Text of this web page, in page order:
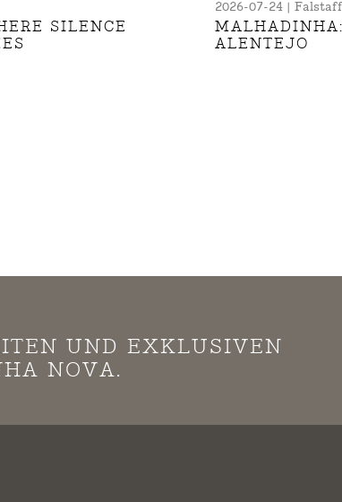
SILENCE
2026-07-24 | Falstaff
ALENTEJO
UND EXKLUSIVEN
NOVA.